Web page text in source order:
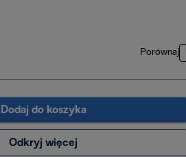
Porównaj
Dodaj do koszyka
Odkryj więcej